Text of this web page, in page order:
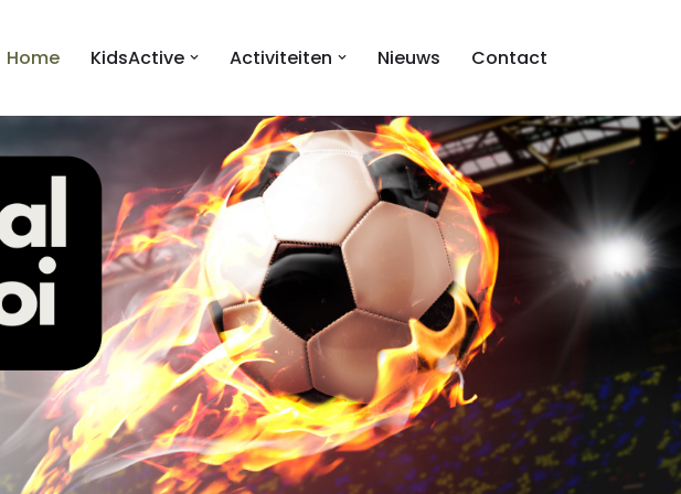
Home KidsActive Activiteiten Nieuws Contact